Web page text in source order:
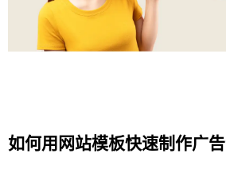
如何用网站模板快速制作广